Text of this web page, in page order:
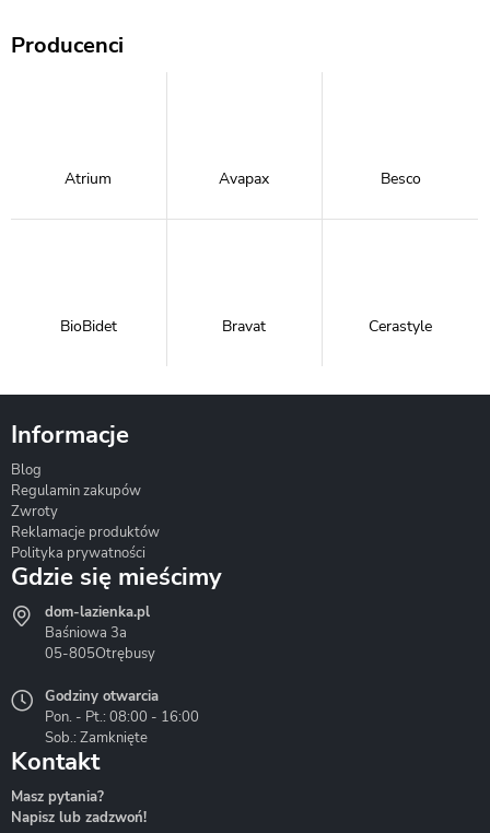
Producenci
Atrium Avapax Besco
BioBidet Bravat Cerastyle
Hydrostop
Liveno
Informacje
Blog
Regulamin zakupów
Zwroty
Reklamacje produktów
Polityka prywatności
Gdzie się mieścimy
dom-lazienka.pl
Baśniowa 3a
05-805Otrębusy
Godziny otwarcia
Pon. - Pt.: 08:00 - 16:00
Sob.: Zamknięte
Kontakt
Masz pytania?
Napisz lub zadzwoń!